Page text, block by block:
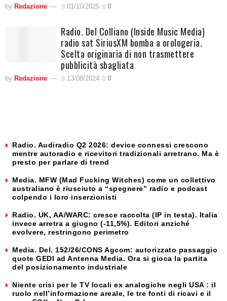
by Redazione 01/10/2025 0
Radio. Del Colliano (Inside Music Media)
radio sat SiriusXM bomba a orologeria.
Scelta originaria di non trasmettere
pubblicità sbagliata
by Redazione 13/08/2024 0
Radio. Audiradio Q2 2026: device connessi crescono
mentre autoradio e ricevitori tradizionali arretrano. Ma è
presto per parlare di trend
Media. MFW (Mad Fucking Witches) come un collettivo
australiano è riusciuto a “spegnere” radio e podcast
colpendo i loro inserzionisti
Radio. UK, AA/WARC: cresce raccolta (IP in testa). Italia
invece arretra a giugno (-11,5%). Editori anziché
evolvere, restringono perimetro
Media. Del. 152/26/CONS Agcom: autorizzato passaggio
quote GEDI ad Antenna Media. Ora si gioca la partita
del posizionamento industriale
Niente crisi per le TV locali ex analogiche negli USA : il
ruolo nell’informazione areale, le tre fonti di ricavi e il